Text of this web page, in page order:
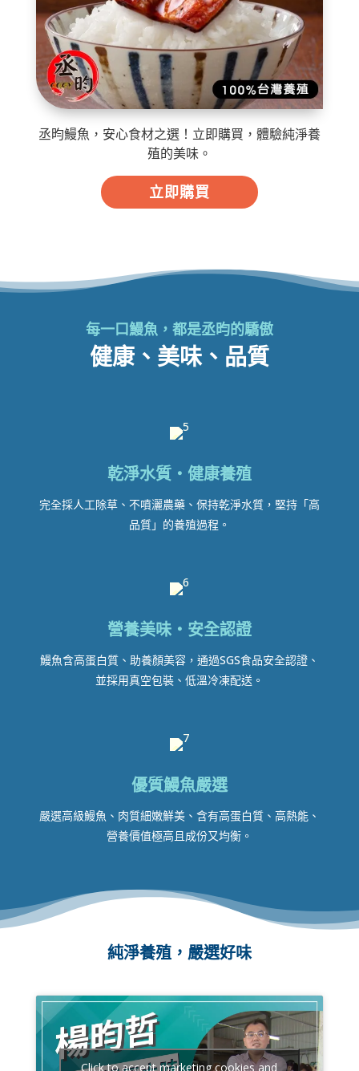
丞昀鰻魚，安心食材之選！立即購買，體驗純淨養
殖的美味。
立即購買
每一口鰻魚，都是丞昀的驕傲
健康、美味、品質
乾淨水質‧健康養殖
完全採人工除草、不噴灑農藥、保持乾淨水質， 堅持「高
品質」的養殖過程。
營養美味‧安全認證
鰻魚含高蛋白質、助養顏美容， 通過SGS食品安全認證、
並採用真空包裝、低溫冷凍配送。
優質鰻魚嚴選
嚴選高級鰻魚、肉質細嫩鮮美、 含有高蛋白質、高熱能、
營養價值極高且成份又均衡。
純淨養殖，嚴選好味
Click to accept marketing cookies and